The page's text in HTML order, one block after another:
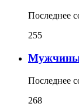
Последнее
255
Мужчины
Последнее
268